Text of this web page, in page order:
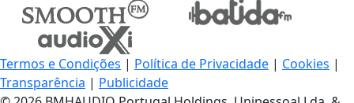
Termos e Condições | Política de Privacidade | Cookies |
Transparência | Publicidade